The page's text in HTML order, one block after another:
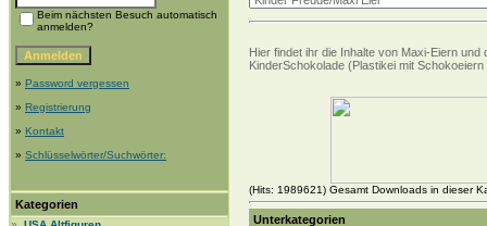
Beim nächsten Besuch automatisch
anmelden?
» Password vergessen
» Registrierung
» Kontakt
» Schlüsselwörter/Suchwörter:
Kategorien
Hier findet ihr die Inhalte von Maxi-Eiern
KinderSchokolade (Plastikei mit Schokoeiern
(Hits: 1989621) Gesamt Downloads in dieser
Unterkategorien